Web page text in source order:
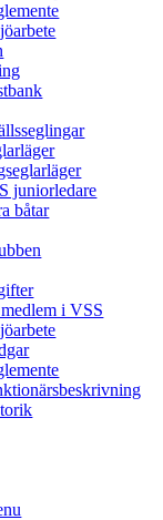
juniorledare
båtar
i VSS